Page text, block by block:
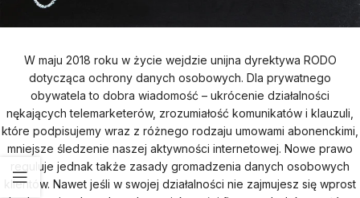
W maju 2018 roku w życie wejdzie unijna dyrektywa RODO
dotycząca ochrony danych osobowych. Dla prywatnego
obywatela to dobra wiadomość – ukrócenie działalności
nękających telemarketerów, zrozumiałość komunikatów i klauzuli,
które podpisujemy wraz z różnego rodzaju umowami abonenckimi,
mniejsze śledzenie naszej aktywności internetowej. Nowe prawo
reguluje jednak także zasady gromadzenia danych osobowych
klientów. Nawet jeśli w swojej działalności nie zajmujesz się wprost